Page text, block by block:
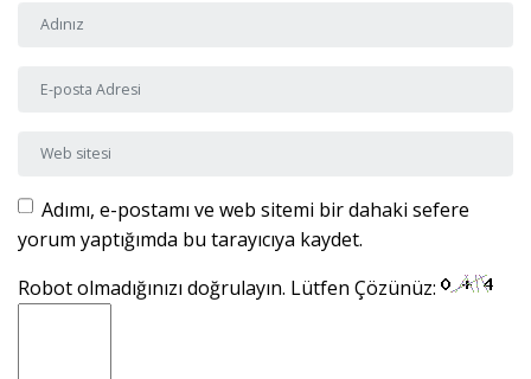
Adı ve Soyadı
E-posta Adresi
Web sitesi
Adımı, e-postamı ve web sitemi bir dahaki sefere
yorum yaptığımda bu tarayıcıya kaydet.
Robot olmadığınızı doğrulayın. Lütfen Çözünüz: